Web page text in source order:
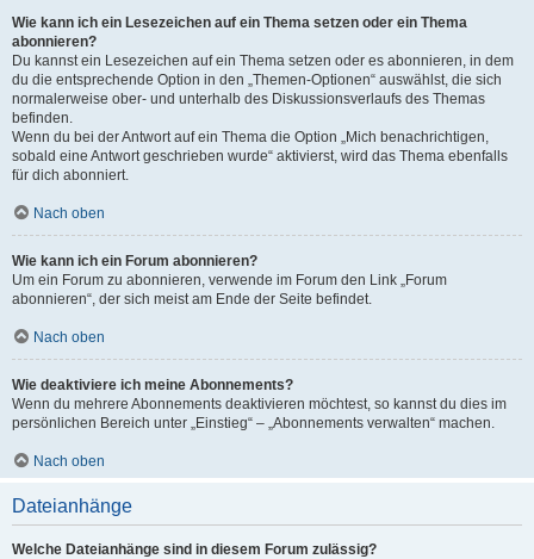
Wie kann ich ein Lesezeichen auf ein Thema setzen oder ein Thema
abonnieren?
Du kannst ein Lesezeichen auf ein Thema setzen oder es abonnieren, in dem
du die entsprechende Option in den „Themen-Optionen“ auswählst, die sich
normalerweise ober- und unterhalb des Diskussionsverlaufs des Themas
befinden.
Wenn du bei der Antwort auf ein Thema die Option „Mich benachrichtigen,
sobald eine Antwort geschrieben wurde“ aktivierst, wird das Thema ebenfalls
für dich abonniert.
Nach oben
Wie kann ich ein Forum abonnieren?
Um ein Forum zu abonnieren, verwende im Forum den Link „Forum
abonnieren“, der sich meist am Ende der Seite befindet.
Nach oben
Wie deaktiviere ich meine Abonnements?
Wenn du mehrere Abonnements deaktivieren möchtest, so kannst du dies im
persönlichen Bereich unter „Einstieg“ – „Abonnements verwalten“ machen.
Nach oben
Dateianhänge
Welche Dateianhänge sind in diesem Forum zulässig?